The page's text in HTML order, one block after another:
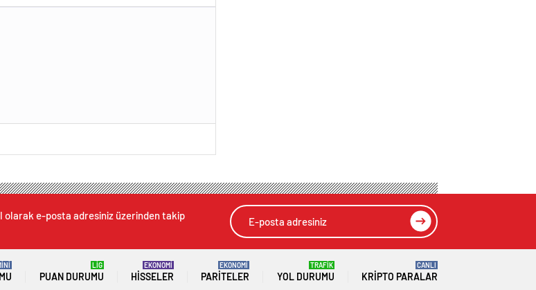
olarak e-posta adresiniz üzerinden takip
PUAN DURUMU
LİG
HISSELER
EKONOMİ
PARITELER
EKONOMİ
YOL DURUMU
TRAFİK
KRIPTO PARALAR
CANLI